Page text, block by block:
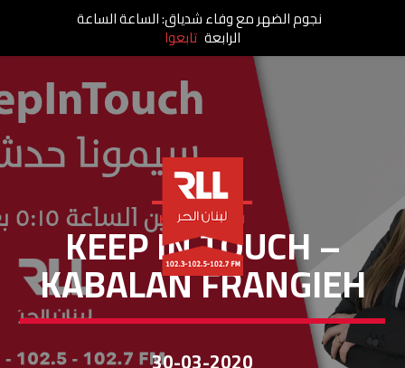
KEEP IN TOUCH
KEEP IN TOUCH –
KABALAN FRANGIEH
نجوم الضهر مع وفاء شدياق: الساعة الساعة
الرابعة تابعوا